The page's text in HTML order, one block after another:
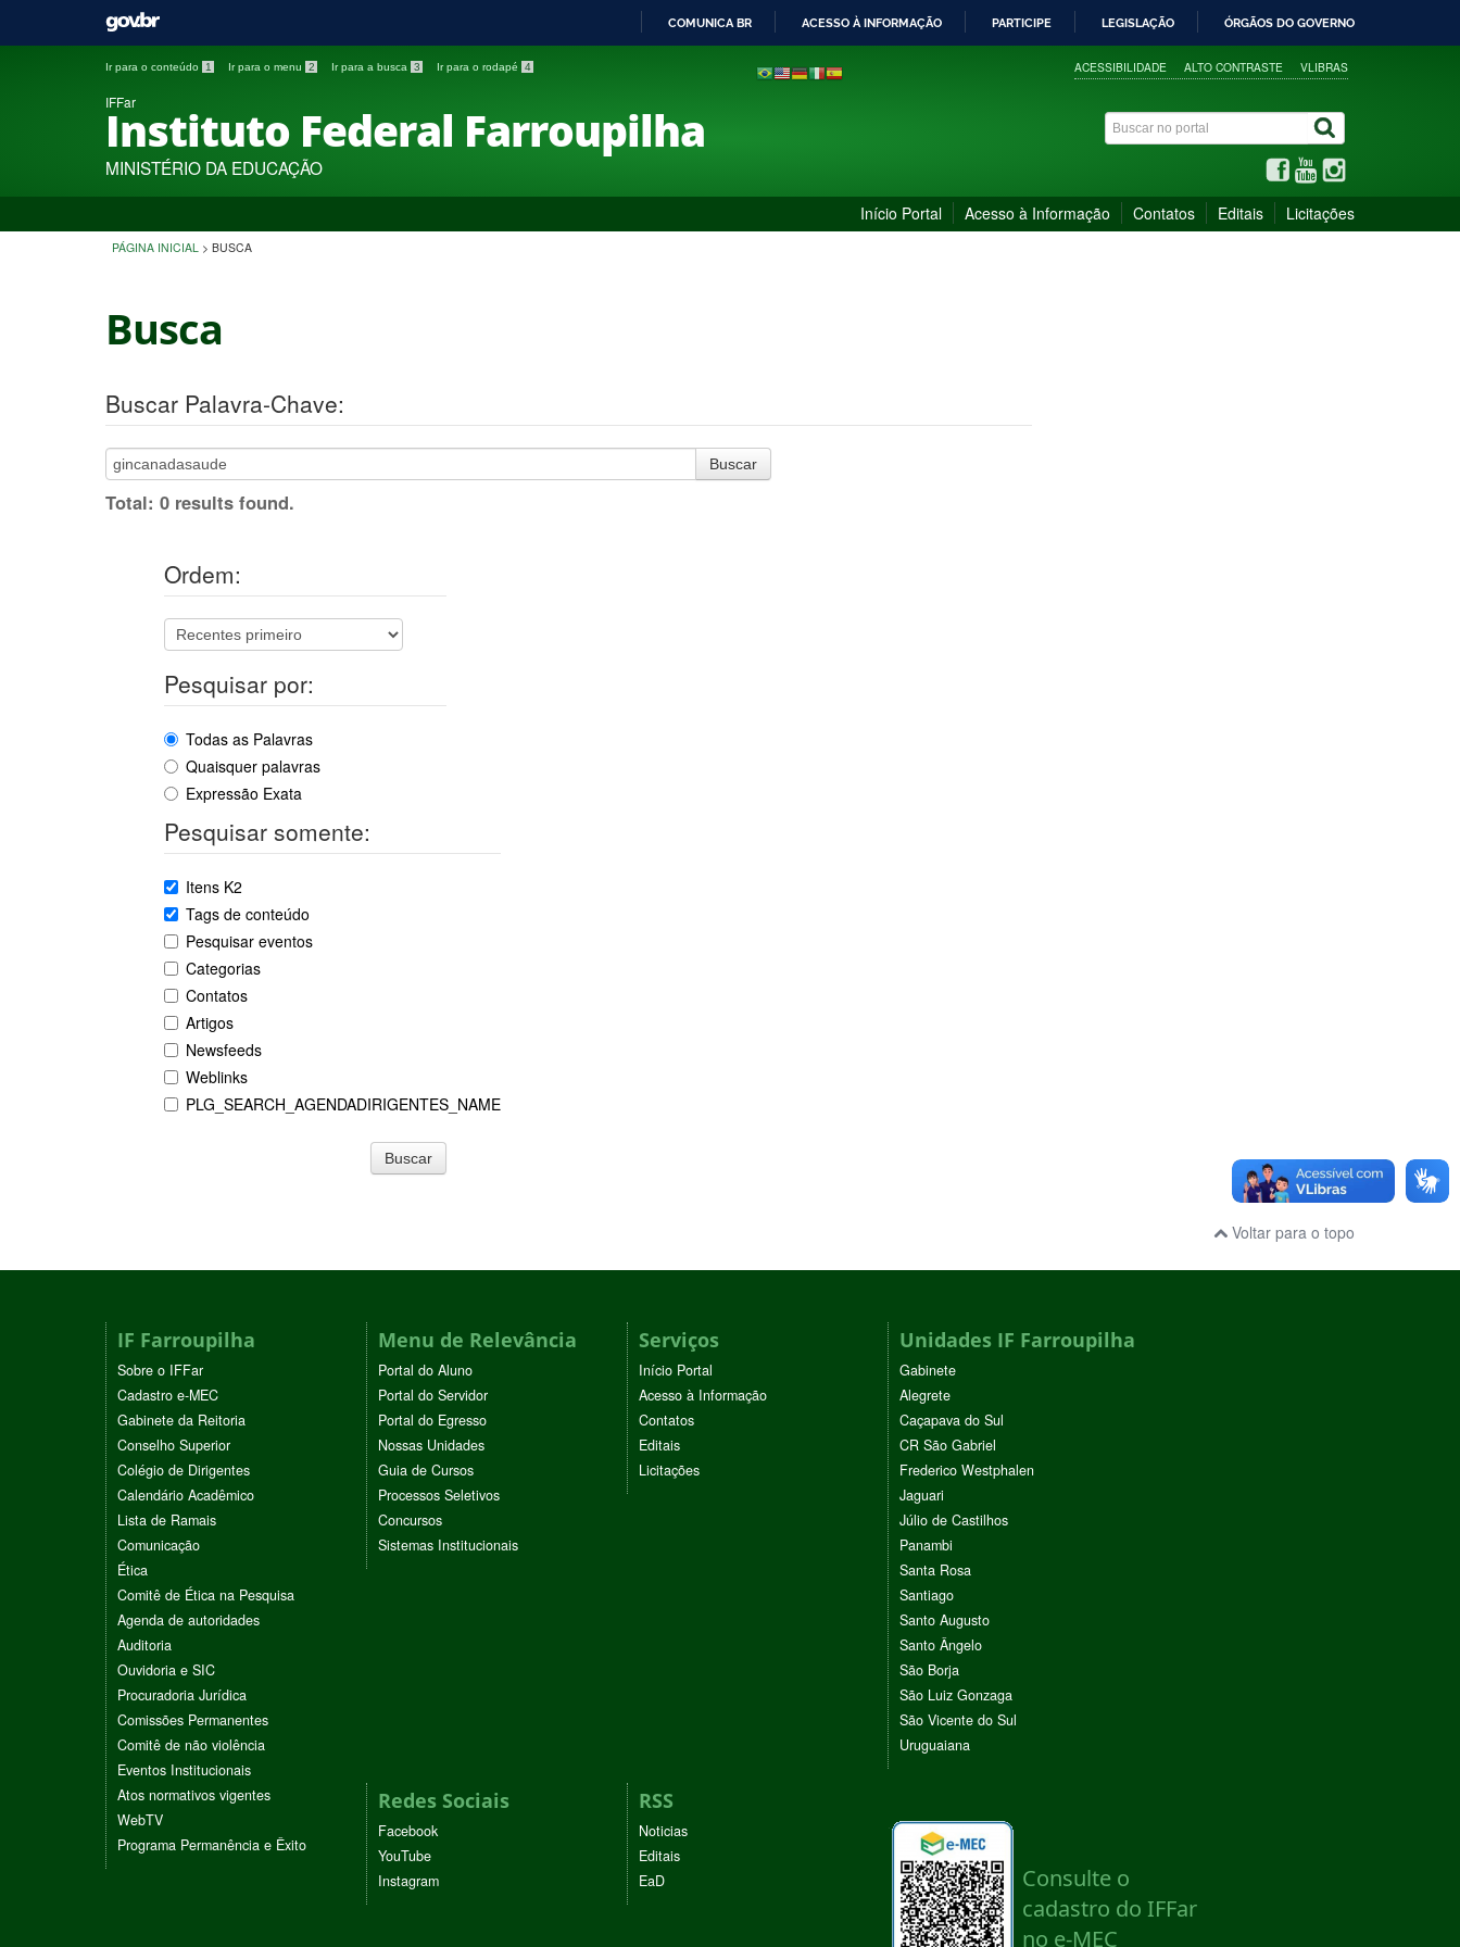
PARA
COMUNICA BR ACESSO À INFORMAÇÃO PARTICIPE LEGISLAÇÃO ÓRGÃOS DO GOVERNO
Ir para o conteúdo 1 Ir para o menu 2 Ir para a busca 3 Ir para o rodapé 4 ACESSIBILIDADE ALTO CONTRASTE VLIBRAS
IFFar
Instituto Federal Farroupilha
MINISTÉRIO DA EDUCAÇÃO
Início Portal Acesso à Informação Contatos Editais Licitações
PÁGINA INICIAL > BUSCA
Busca
Buscar Palavra-Chave:
Buscar
Total: 0 results found.
Ordem:
Pesquisar por:
Todas as Palavras
Quaisquer palavras
Expressão Exata
Pesquisar somente:
Itens K2
Tags de conteúdo
Pesquisar eventos
Categorias
Contatos
Artigos
Newsfeeds
Weblinks
PLG_SEARCH_AGENDADIRIGENTES_NAME
Buscar
Voltar para o topo
IF Farroupilha
Sobre o IFFar
Cadastro e-MEC
Gabinete da Reitoria
Conselho Superior
Colégio de Dirigentes
Calendário Acadêmico
Lista de Ramais
Comunicação
Ética
Comitê de Ética na Pesquisa
Agenda de autoridades
Auditoria
Ouvidoria e SIC
Procuradoria Jurídica
Comissões Permanentes
Comitê de não violência
Eventos Institucionais
Atos normativos vigentes
WebTV
Programa Permanência e Êxito
Menu de Relevância
Portal do Aluno
Portal do Servidor
Portal do Egresso
Nossas Unidades
Guia de Cursos
Processos Seletivos
Concursos
Sistemas Institucionais
Serviços
Início Portal
Acesso à Informação
Contatos
Editais
Licitações
Unidades IF Farroupilha
Gabinete
Alegrete
Caçapava do Sul
CR São Gabriel
Frederico Westphalen
Jaguari
Júlio de Castilhos
Panambi
Santa Rosa
Santiago
Santo Augusto
Santo Ângelo
São Borja
São Luiz Gonzaga
São Vicente do Sul
Uruguaiana
Redes Sociais
Facebook
YouTube
Instagram
RSS
Noticias
Editais
EaD